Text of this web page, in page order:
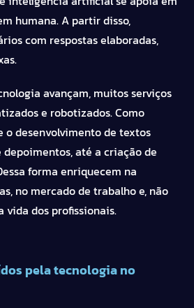
humana. A partir disso,
com respostas elaboradas,
avançam, muitos serviços
e robotizados. Como
o desenvolvimento de textos
até a criação de
forma enriquecem na
no mercado de trabalho e, não
vida dos profissionais.
pela tecnologia no